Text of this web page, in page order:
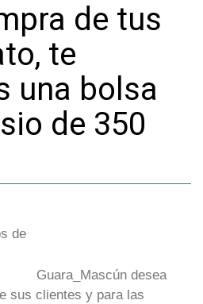
de tus
te
una bolsa
de 350
Guara_Mascún desea
sus clientes y para las